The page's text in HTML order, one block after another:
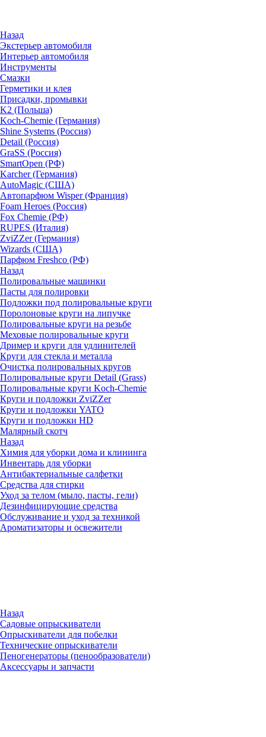
Назад
Экстерьер автомобиля
Интерьер автомобиля
Инструменты
Смазки
Герметики и клея
Присадки, промывки
K2 (Польша)
Koch-Chemie (Германия)
Shine Systems (Россия)
Detail (Россия)
GraSS (Россия)
SmartOpen (РФ)
Karcher (Германия)
AutoMagic (США)
Автопарфюм Wisper (Франция)
Foam Heroes (Россия)
Fox Chemie (РФ)
RUPES (Италия)
ZviZZer (Германия)
Wizards (США)
Парфюм Freshco (РФ)
Назад
Полировальные машинки
Пасты для полировки
Подложки под полировальные круги
Поролоновые круги на липучке
Полировальные круги на резьбе
Меховые полировальные круги
Дример и круги для удлинителей
Круги для стекла и металла
Очистка полировальных кругов
Полировальные круги Detail (Grass)
Полировальные круги Koch-Chemie
Круги и подложки ZviZZer
Круги и подложки YATO
Круги и подложки HD
Малярный скотч
Назад
Химия для уборки дома и клининга
Инвентарь для уборки
Антибактериальные салфетки
Средства для стирки
Уход за телом (мыло, пасты, гели)
Дезинфицирующие средства
Обслуживание и уход за техникой
Ароматизаторы и освежители
Назад
Садовые опрыскиватели
Опрыскиватели для побелки
Технические опрыскиватели
Пеногенераторы (пенообразователи)
Аксессуары и запчасти